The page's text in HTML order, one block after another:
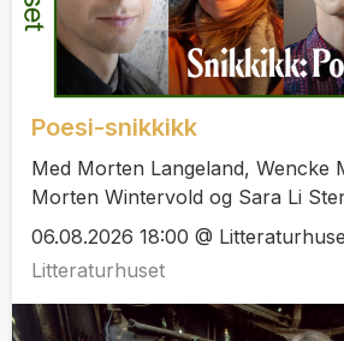
Poesi-snikkikk
Med Morten Langeland, Wencke
Morten Wintervold og Sara Li
06.08.2026 18:00 @
Litteraturhuset